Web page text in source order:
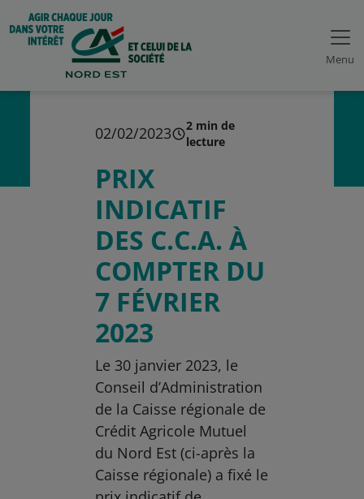
Menu
02/02/2023
2 min de
lecture
PRIX
INDICATIF
DES C.C.A. À
COMPTER DU
7 FÉVRIER
2023
Le 30 janvier 2023, le
Conseil d’Administration
de la Caisse régionale de
Crédit Agricole Mutuel
du Nord Est (ci-après la
Caisse régionale) a fixé le